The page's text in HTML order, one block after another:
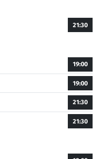
21:30
19:00
19:00
21:30
21:30